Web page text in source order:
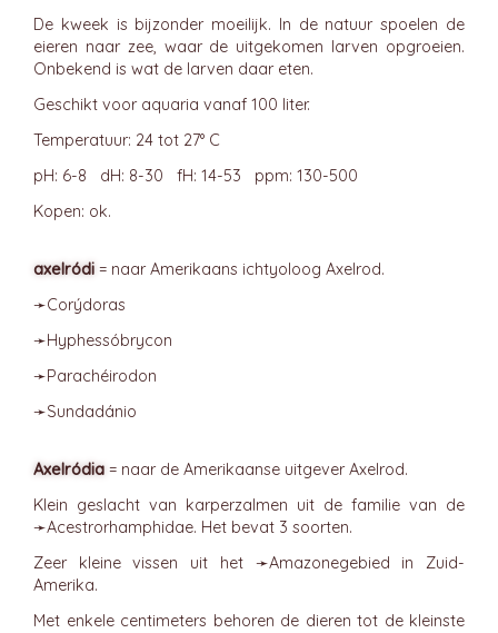
De kweek is bijzonder moeilijk. In de natuur spoelen de
eieren naar zee, waar de uitgekomen larven opgroeien.
Onbekend is wat de larven daar eten.
Geschikt voor aquaria vanaf 100 liter.
Temperatuur: 24 tot 27° C
pH: 6-8 dH: 8-30 fH: 14-53 ppm: 130-500
Kopen: ok.
axelródi = naar Amerikaans ichtyoloog Axelrod.
➛Corýdoras
➛Hyphessóbrycon
➛Parachéirodon
➛Sundadánio
Axelródia = naar de Amerikaanse uitgever Axelrod.
Klein geslacht van karperzalmen uit de familie van de
➛Acestrorhamphidae. Het bevat 3 soorten.
Zeer kleine vissen uit het ➛Amazonegebied in Zuid-
Amerika.
Met enkele centimeters behoren de dieren tot de kleinste